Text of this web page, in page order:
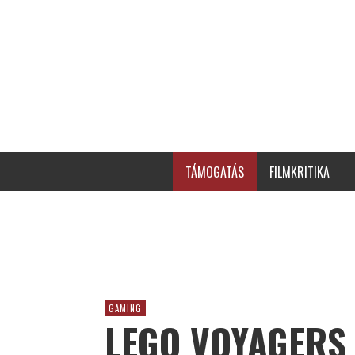
TÁMOGATÁS FILMKRITIKA
GAMING
LEGO